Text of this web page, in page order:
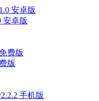
安卓版
版